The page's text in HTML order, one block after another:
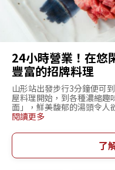
24小時營業！在悠
豐富的招牌料理
山形站出發步行3分鐘便可
屋料理開始，到各種濃縮趣
面」，鮮美馥郁的湯頭令人
馬肉刺身」，以及口感超好
獨具魅力，1樓有吧台坐席
同場合組合使用也是樂趣
以用。享用美味料理和紅酒
閱讀更多
了